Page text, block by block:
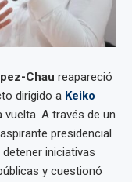
Chau reapareció
dirigido a Keiko
vuelta. A través de un
presidencial
detener iniciativas
y cuestionó